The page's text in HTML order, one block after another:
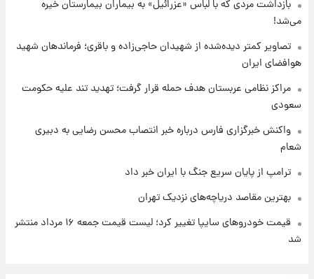
شارژ جدید کالابرگ برای سه دهک؛ جزئیات اعلام
بازداشت مردی که با لباس «عزرائیل» به بیماران بیمارستان خیره
می‌شد!
تصاویر کمتر دیده‌شده از شهیدان حاجی‌زاده و باقری؛ فرماندهان شهید
هوافضای ایران
مراکز نظامی عربستان هدف حمله قرار گرفت؛ تهدید تند علیه حکومت
سعودی
واکنش خبرگزاری فارس درباره خبر انتصاب محسن رضایی به دبیری
شعام
ترامپ از پایان سریع جنگ با ایران خبر داد
بهترین مقاصد دریاچه‌های نزدیک تهران
قیمت خودروهای سایپا تغییر کرد؛ لیست قیمت جمعه ۱۶ مرداد منتشر
شد